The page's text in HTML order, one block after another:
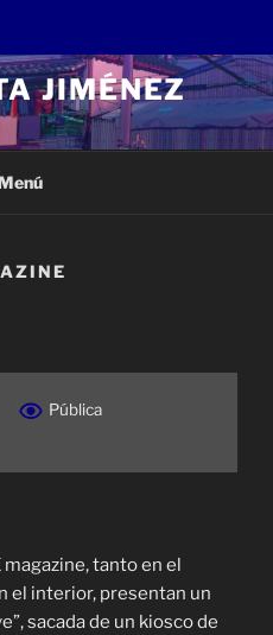
JIMÉNEZ
Pública
magazine, tanto en el
el interior, presentan un
sacada de un kiosco de